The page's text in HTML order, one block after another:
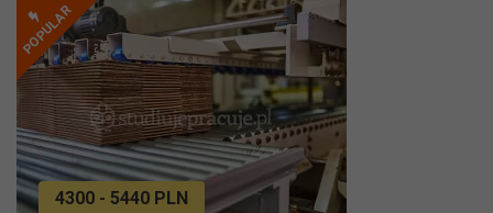
POPULAR
4300 - 5440 PLN